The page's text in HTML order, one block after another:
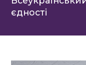
єдності